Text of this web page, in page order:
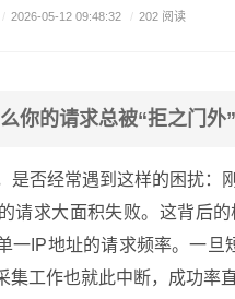
/ 2026-05-12 09:48:32 / 202 阅读
你的请求总被“拒之门外”
是否经常遇到这样的困扰
请求大面积失败。这背后
一IP地址的请求频率。一旦
集工作也就此中断，成功率直